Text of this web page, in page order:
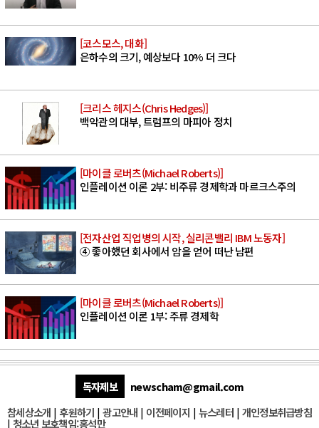
[코스모스, 대화]
은하수의 크기, 예상보다 10% 더 크다
[크리스 헤지스(Chris Hedges)]
백악관의 대부, 트럼프의 마피아 정치
[마이클 로버츠(Michael Roberts)]
인플레이션 이론 2부: 비주류 경제학과 마르크스주의
[전자산업 직업병의 시작, 실리콘밸리 IBM 노동자]
④ 좋아했던 회사에서 암을 얻어 떠난 남편
[마이클 로버츠(Michael Roberts)]
인플레이션 이론 1부: 주류 경제학
독자제보
newscham@gmail.com
참세상소개 | 후원하기 |광고안내 | 이전페이지 | 뉴스레터| 개인정보취급방침
| 청소년 보호책임:홍석만